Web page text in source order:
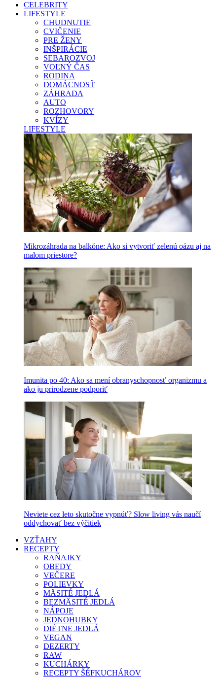
CELEBRITY
LIFESTYLE
CHUDNUTIE
CVIČENIE
PRE ŽENY
INŠPIRÁCIE
SEBAROZVOJ
VOĽNÝ ČAS
RODINA
DOMÁCNOSŤ
ZÁHRADA
AUTO
ROZHOVORY
KVÍZY
LIFESTYLE
Mikrozáhrada na balkóne: Ako si vytvoriť zelenú oázu aj na
malom priestore?
Imunita po 40: Ako sa mení obranyschopnosť organizmu a
ako ju prirodzene podporiť
Neviete cez leto skutočne vypnúť? Slow living vás naučí
oddychovať bez výčitiek
VZŤAHY
RECEPTY
RAŇAJKY
OBEDY
VEČERE
POLIEVKY
MÄSITÉ JEDLÁ
BEZMÄSITÉ JEDLÁ
NÁPOJE
JEDNOHUBKY
DIÉTNE JEDLÁ
VEGAN
DEZERTY
RAW
KUCHÁRKY
RECEPTY ŠÉFKUCHÁROV